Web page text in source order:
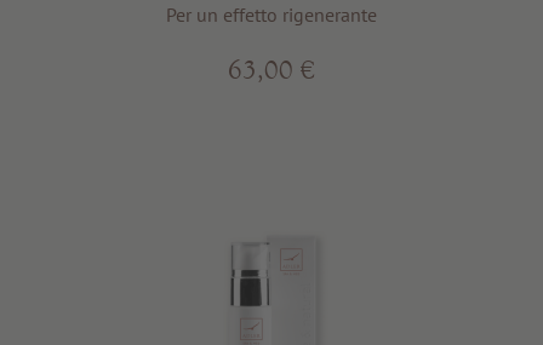
Per un effetto rigenerante
63,00 €